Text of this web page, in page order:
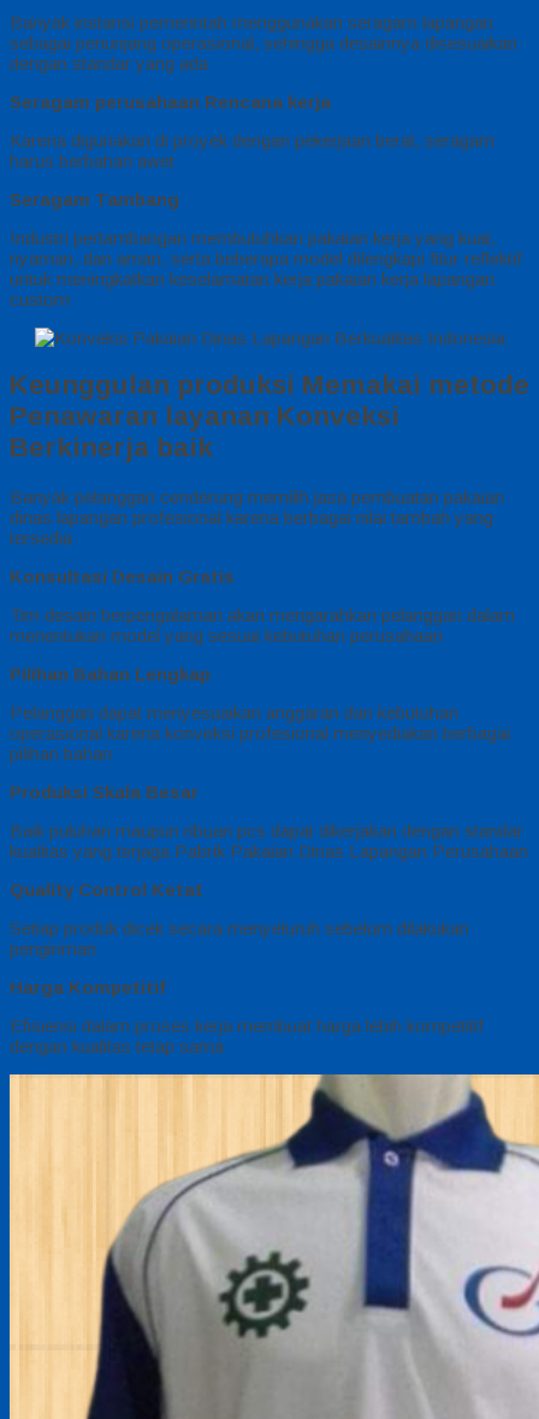
Banyak instansi pemerintah menggunakan seragam lapangan
sebagai penunjang operasional, sehingga desainnya disesuaikan
dengan standar yang ada
Seragam perusahaan Rencana kerja
Karena digunakan di proyek dengan pekerjaan berat, seragam
harus berbahan awet
Seragam Tambang
Industri pertambangan membutuhkan pakaian kerja yang kuat,
nyaman, dan aman, serta beberapa model dilengkapi fitur reflektif
untuk meningkatkan keselamatan kerja pakaian kerja lapangan
custom
Keunggulan produksi Memakai metode
Penawaran layanan Konveksi
Berkinerja baik
Banyak pelanggan cenderung memilih jasa pembuatan pakaian
dinas lapangan profesional karena berbagai nilai tambah yang
tersedia
Konsultasi Desain Gratis
Tim desain berpengalaman akan mengarahkan pelanggan dalam
menentukan model yang sesuai kebutuhan perusahaan
Pilihan Bahan Lengkap
Pelanggan dapat menyesuaikan anggaran dan kebutuhan
operasional karena konveksi profesional menyediakan berbagai
pilihan bahan
Produksi Skala Besar
Baik puluhan maupun ribuan pcs dapat dikerjakan dengan standar
kualitas yang terjaga Pabrik Pakaian Dinas Lapangan Perusahaan
Quality Control Ketat
Setiap produk dicek secara menyeluruh sebelum dilakukan
pengiriman
Harga Kompetitif
Efisiensi dalam proses kerja membuat harga lebih kompetitif
dengan kualitas tetap sama